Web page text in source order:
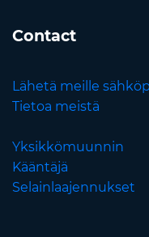
Contact
Lähetä meille
Tietoa meistä
Yksikkömuunnin
Kääntäjä
Selainlaajennukset